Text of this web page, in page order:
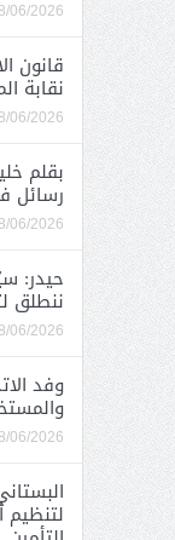
06/2026
قانون
نقابة
06/2026
بقلم
رسائل
06/2026
حيدر:
ننطلق
06/2026
وفد
06/2026